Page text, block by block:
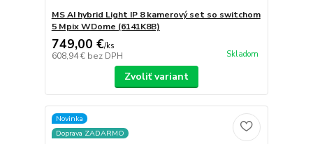
MS AI hybrid Light IP 8 kamerový set so switchom
5 Mpix WDome (6141K8B)
749,00 €/ks
608,94 € bez DPH Skladom
Zvoliť variant
Novinka
Doprava ZADARMO